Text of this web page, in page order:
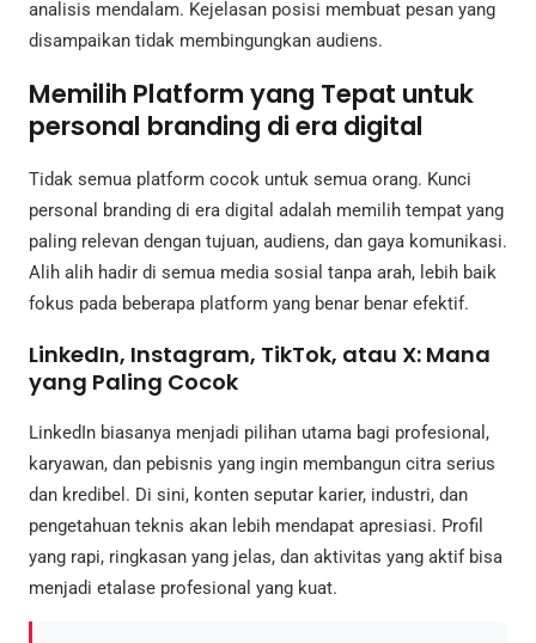
analisis mendalam. Kejelasan posisi membuat pesan yang
disampaikan tidak membingungkan audiens.
Memilih Platform yang Tepat untuk
personal branding di era digital
Tidak semua platform cocok untuk semua orang. Kunci
personal branding di era digital adalah memilih tempat yang
paling relevan dengan tujuan, audiens, dan gaya komunikasi.
Alih alih hadir di semua media sosial tanpa arah, lebih baik
fokus pada beberapa platform yang benar benar efektif.
LinkedIn, Instagram, TikTok, atau X: Mana
yang Paling Cocok
LinkedIn biasanya menjadi pilihan utama bagi profesional,
karyawan, dan pebisnis yang ingin membangun citra serius
dan kredibel. Di sini, konten seputar karier, industri, dan
pengetahuan teknis akan lebih mendapat apresiasi. Profil
yang rapi, ringkasan yang jelas, dan aktivitas yang aktif bisa
menjadi etalase profesional yang kuat.